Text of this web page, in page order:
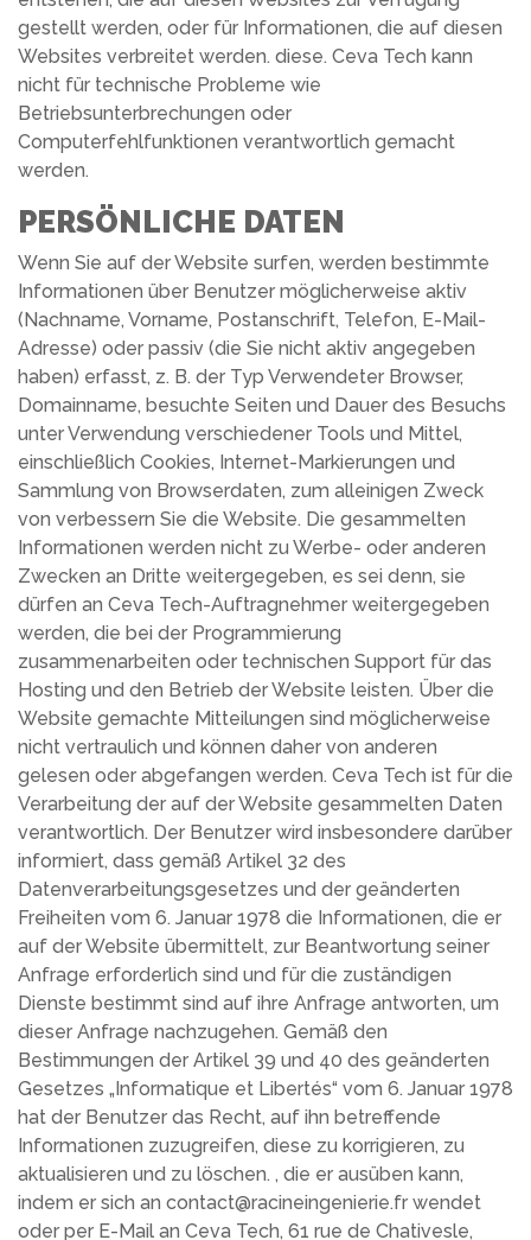
gestellt werden, oder für Informationen, die auf diesen
Websites verbreitet werden. diese. Ceva Tech kann
nicht für technische Probleme wie
Betriebsunterbrechungen oder
Computerfehlfunktionen verantwortlich gemacht
werden.
PERSÖNLICHE DATEN
Wenn Sie auf der Website surfen, werden bestimmte
Informationen über Benutzer möglicherweise aktiv
(Nachname, Vorname, Postanschrift, Telefon, E-Mail-
Adresse) oder passiv (die Sie nicht aktiv angegeben
haben) erfasst, z. B. der Typ Verwendeter Browser,
Domainname, besuchte Seiten und Dauer des Besuchs
unter Verwendung verschiedener Tools und Mittel,
einschließlich Cookies, Internet-Markierungen und
Sammlung von Browserdaten, zum alleinigen Zweck
von verbessern Sie die Website. Die gesammelten
Informationen werden nicht zu Werbe- oder anderen
Zwecken an Dritte weitergegeben, es sei denn, sie
dürfen an Ceva Tech-Auftragnehmer weitergegeben
werden, die bei der Programmierung
zusammenarbeiten oder technischen Support für das
Hosting und den Betrieb der Website leisten. Über die
Website gemachte Mitteilungen sind möglicherweise
nicht vertraulich und können daher von anderen
gelesen oder abgefangen werden. Ceva Tech ist für die
Verarbeitung der auf der Website gesammelten Daten
verantwortlich. Der Benutzer wird insbesondere darüber
informiert, dass gemäß Artikel 32 des
Datenverarbeitungsgesetzes und der geänderten
Freiheiten vom 6. Januar 1978 die Informationen, die er
auf der Website übermittelt, zur Beantwortung seiner
Anfrage erforderlich sind und für die zuständigen
Dienste bestimmt sind auf ihre Anfrage antworten, um
dieser Anfrage nachzugehen. Gemäß den
Bestimmungen der Artikel 39 und 40 des geänderten
Gesetzes „Informatique et Libertés“ vom 6. Januar 1978
hat der Benutzer das Recht, auf ihn betreffende
Informationen zuzugreifen, diese zu korrigieren, zu
aktualisieren und zu löschen. , die er ausüben kann,
indem er sich an contact@racineingenierie.fr wendet
oder per E-Mail an Ceva Tech, 61 rue de Chativesle,